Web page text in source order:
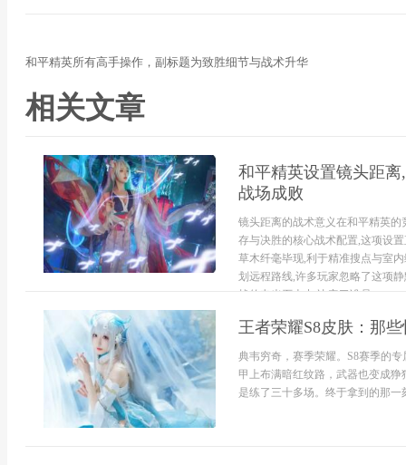
和平精英所有高手操作，副标题为致胜细节与战术升华
相关文章
和平精英设置镜头距
战场成败
镜头距离的战术意义在和平精英
存与决胜的核心战术配置,这项设
草木纤毫毕现,利于精准搜点与室
划远程路线,许多玩家忽略了这项
战的电光石火中,决定了谁是...
王者荣耀S8皮肤：那
典韦穷奇，赛季荣耀。S8赛季的
甲上布满暗红纹路，武器也变成
是练了三十多场。终于拿到的那